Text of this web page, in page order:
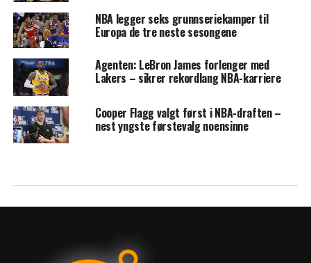
NBA legger seks grunnseriekamper til
Europa de tre neste sesongene
Agenten: LeBron James forlenger med
Lakers – sikrer rekordlang NBA-karriere
Cooper Flagg valgt først i NBA-draften –
nest yngste førstevalg noensinne